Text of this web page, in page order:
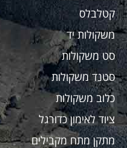
קטלבלס
משקולות יד
סט משקולות
סטנד משקולות
כלוב משקולות
ציוד לאימון כדורגל
מתקן מתח מקבילים